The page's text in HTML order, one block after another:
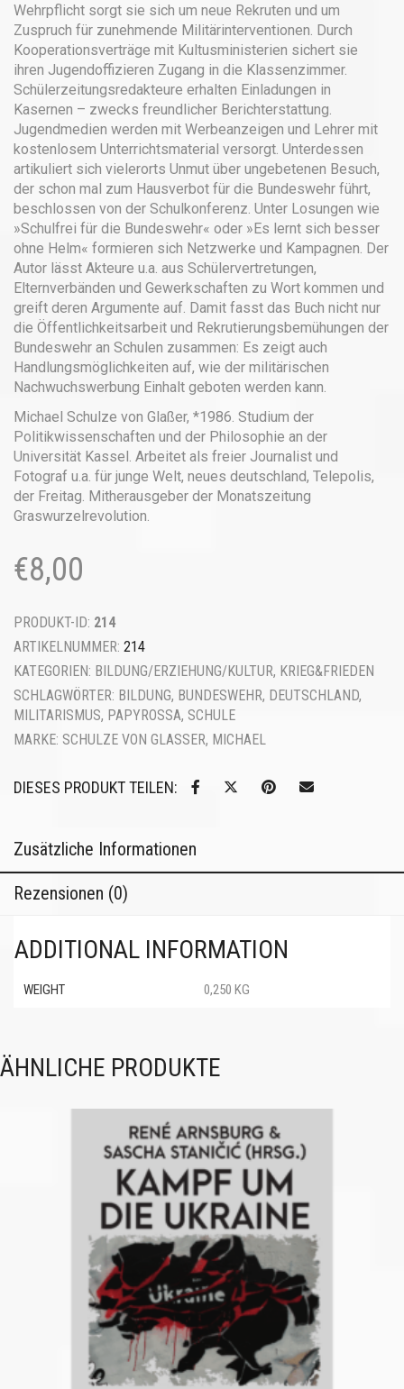
Wehrpflicht sorgt sie sich um neue Rekruten und um
Zuspruch für zunehmende Militärinterventionen. Durch
Kooperationsverträge mit Kultusministerien sichert sie
ihren Jugendoffizieren Zugang in die Klassenzimmer.
Schülerzeitungsredakteure erhalten Einladungen in
Kasernen – zwecks freundlicher Berichterstattung.
Jugendmedien werden mit Werbeanzeigen und Lehrer mit
kostenlosem Unterrichtsmaterial versorgt. Unterdessen
artikuliert sich vielerorts Unmut über ungebetenen Besuch,
der schon mal zum Hausverbot für die Bundeswehr führt,
beschlossen von der Schulkonferenz. Unter Losungen wie
»Schulfrei für die Bundeswehr« oder »Es lernt sich besser
ohne Helm« formieren sich Netzwerke und Kampagnen. Der
Autor lässt Akteure u.a. aus Schülervertretungen,
Elternverbänden und Gewerkschaften zu Wort kommen und
greift deren Argumente auf. Damit fasst das Buch nicht nur
die Öffentlichkeitsarbeit und Rekrutierungsbemühungen der
Bundeswehr an Schulen zusammen: Es zeigt auch
Handlungsmöglichkeiten auf, wie der militärischen
Nachwuchswerbung Einhalt geboten werden kann.
Michael Schulze von Glaßer, *1986. Studium der
Politikwissenschaften und der Philosophie an der
Universität Kassel. Arbeitet als freier Journalist und
Fotograf u.a. für junge Welt, neues deutschland, Telepolis,
der Freitag. Mitherausgeber der Monatszeitung
Graswurzelrevolution.
€8,00
PRODUKT-ID: 214
ARTIKELNUMMER: 214
KATEGORIEN: BILDUNG/ERZIEHUNG/KULTUR, KRIEG&FRIEDEN
SCHLAGWÖRTER: BILDUNG, BUNDESWEHR, DEUTSCHLAND,
MILITARISMUS, PAPYROSSA, SCHULE
MARKE: SCHULZE VON GLASSER, MICHAEL
DIESES PRODUKT TEILEN:
Zusätzliche Informationen
Rezensionen (0)
ADDITIONAL INFORMATION
WEIGHT 0,250 KG
ÄHNLICHE PRODUKTE